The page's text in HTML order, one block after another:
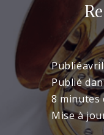
Publié
Publié
8 minutes
Mise à